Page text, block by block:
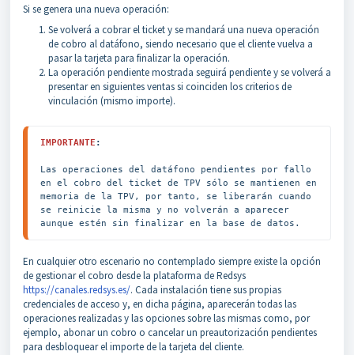
Si se genera una nueva operación:
Se volverá a cobrar el ticket y se mandará una nueva operación
de cobro al datáfono, siendo necesario que el cliente vuelva a
pasar la tarjeta para finalizar la operación.
La operación pendiente mostrada seguirá pendiente y se volverá a
presentar en siguientes ventas si coinciden los criterios de
vinculación (mismo importe).
IMPORTANTE :
Las operaciones del datáfono pendientes por fallo
en el cobro del ticket de TPV sólo se mantienen en
memoria de la TPV, por tanto, se liberarán cuando
se reinicie la misma y no volverán a aparecer
aunque estén sin finalizar en la base de datos.
En cualquier otro escenario no contemplado siempre existe la opción
de gestionar el cobro desde la plataforma de Redsys
https://canales.redsys.es/. Cada instalación tiene sus propias
credenciales de acceso y, en dicha página, aparecerán todas las
operaciones realizadas y las opciones sobre las mismas como, por
ejemplo, abonar un cobro o cancelar un preautorización pendientes
para desbloquear el importe de la tarjeta del cliente.